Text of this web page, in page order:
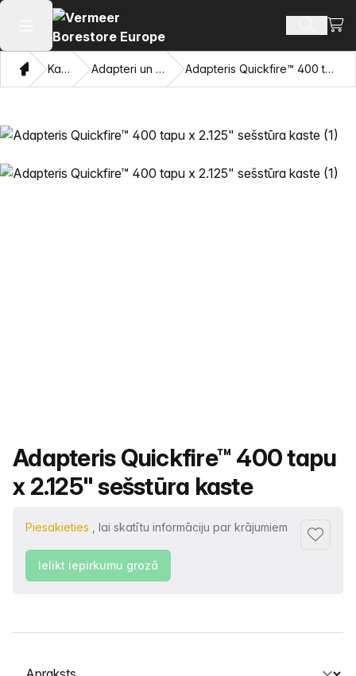
Atvērt galveno izvēlni Meklēt
MājasKatalogu Adapteri un velkamās acis Adapteris Quickfire™ 400 tapu x 2.125" sešstūra kaste
Produkta nosaukums
Adapteris Quickfire™ 400 tapu
x 2.125" sešstūra kaste
Piesakieties , lai skatītu informāciju par krājumiem
Ielikt iepirkumu grozā
Atlasiet cilni